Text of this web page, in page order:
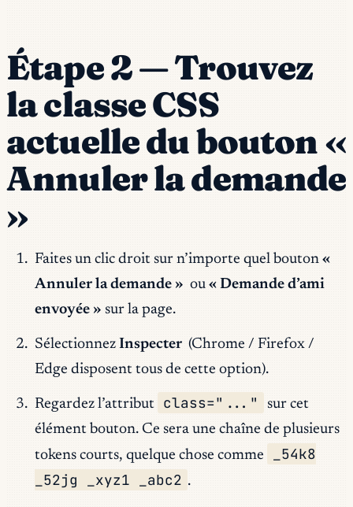
Étape 2 — Trouvez
la classe CSS
actuelle du bouton «
Annuler la demande
»
Faites un clic droit sur n’importe quel bouton «
Annuler la demande » ou« Demande d’ami
envoyée » sur la page.
Sélectionnez Inspecter (Chrome / Firefox /
Edge disposent tous de cette option).
Regardez l’attribut class="..."
sur cet
élément bouton. Ce sera une chaîne de plusieurs
tokens courts, quelque chose comme
_54k8
_52jg _xyz1 _abc2 .